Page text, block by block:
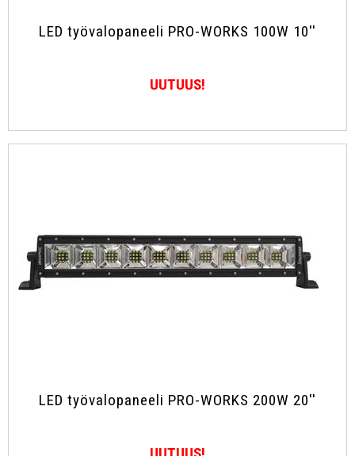
LED työvalopaneeli PRO-WORKS 100W 10''
UUTUUS!
LED työvalopaneeli PRO-WORKS 200W 20''